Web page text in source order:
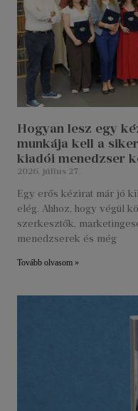
Hogyan lesz egy
munkája kell a
kiadói menedzser
2026. július 27.
Egy erős kézirat már jó
elég. Ahhoz, hogy végül
szerkesztők,
menedzserek és még
Tovább olvasom »